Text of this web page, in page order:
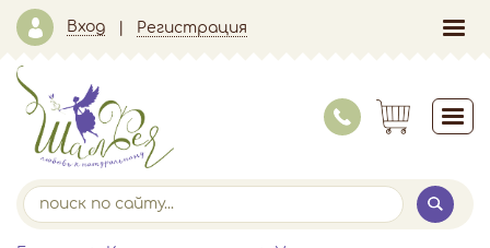
Вход Регистрация